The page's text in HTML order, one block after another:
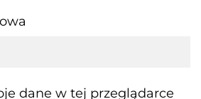
dane w tej przeglądarce